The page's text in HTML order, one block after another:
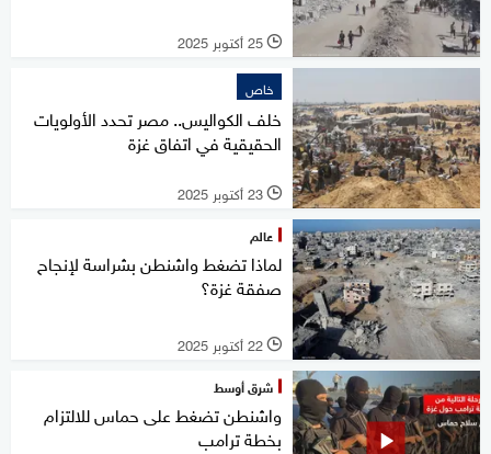
l 25 أكتوبر 2025
خاص
خلف الكواليس.. مصر تحدد الأولويات
الحقيقية في اتفاق غزة
l 23 أكتوبر 2025
عالم
لماذا تضغط واشنطن بشراسة لإنجاح
صفقة غزة؟
l 22 أكتوبر 2025
شرق أوسط
واشنطن تضغط على حماس للالتزام
بخطة ترامب